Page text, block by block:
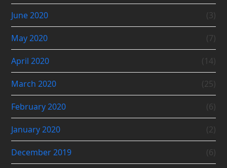
June 2020 (3)
May 2020 (7)
April 2020 (14)
March 2020 (25)
February 2020 (6)
January 2020 (2)
December 2019 (6)